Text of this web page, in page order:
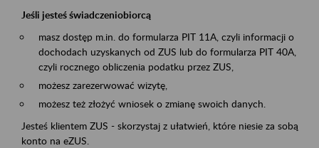
Jeśli jesteś świadczeniobiorcą
masz dostęp m.in. do formularza PIT 11A, czyli informacji o
dochodach uzyskanych od ZUS lub do formularza PIT 40A,
czyli rocznego obliczenia podatku przez ZUS,
możesz zarezerwować wizytę,
możesz też złożyć wniosek o zmianę swoich danych.
Jesteś klientem ZUS - skorzystaj z ułatwień, które niesie za sobą
konto na eZUS.